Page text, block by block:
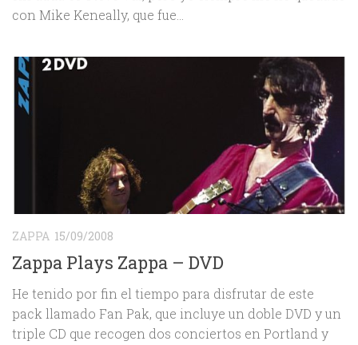
con Mike Keneally, que fue...
ZAPPA 15/09/2008
Zappa Plays Zappa – DVD
He tenido por fin el tiempo para disfrutar de este
pack llamado Fan Pak, que incluye un doble DVD y un
triple CD que recogen dos conciertos en Portland y